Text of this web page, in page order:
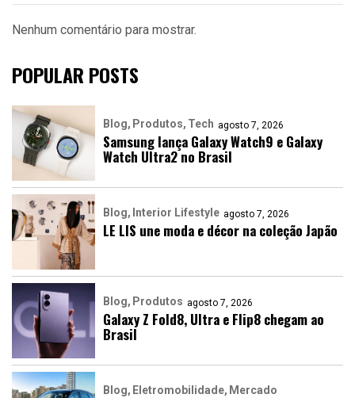
Nenhum comentário para mostrar.
POPULAR POSTS
Blog Produtos Tech agosto 7, 2026
Samsung lança Galaxy Watch9 e Galaxy
Watch Ultra2 no Brasil
Blog Interior Lifestyle agosto 7, 2026
LE LIS une moda e décor na coleção Japão
Blog Produtos agosto 7, 2026
Galaxy Z Fold8, Ultra e Flip8 chegam ao
Brasil
Blog Eletromobilidade Mercado